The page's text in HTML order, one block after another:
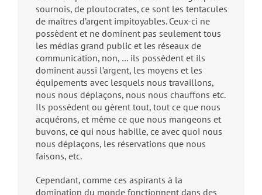
sournois, de ploutocrates, ce sont les tentacules
de maîtres d’argent impitoyables. Ceux-ci ne
possèdent et ne dominent pas seulement tous
les médias grand public et les réseaux de
communication, non, … ils possèdent et ils
dominent aussi l’argent, les moyens et les
équipements avec lesquels nous travaillons,
nous nous déplaçons, nous nous chauffons etc.
Ils possèdent ou gèrent tout, tout ce que nous
acquérons, et même ce que nous mangeons et
buvons, ce qui nous habille, ce avec quoi nous
nous déplaçons, les réservations que nous
faisons, etc.
Cependant, comme ces aspirants à la
domination du monde fonctionnent dans des